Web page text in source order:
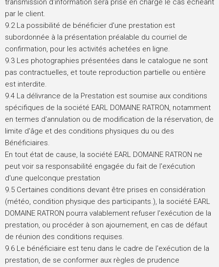
transmission d'information sera prise en charge le cas échéant
par le client.
9.2 La possibilité de bénéficier d'une prestation est
subordonnée à la présentation préalable du courriel de
confirmation, pour les activités achetées en ligne.
9.3 Les photographies présentées dans le catalogue ne sont
pas contractuelles, et toute reproduction partielle ou entière
est interdite.
9.4 La délivrance de la Prestation est soumise aux conditions
spécifiques de la société EARL DOMAINE RATRON, notamment
en termes d'annulation ou de modification de la réservation, de
limite d'âge et des conditions physiques du ou des
Bénéficiaires.
En tout état de cause, la société EARL DOMAINE RATRON ne
peut voir sa responsabilité engagée du fait de l'exécution
d'une quelconque prestation
9.5 Certaines conditions devant être prises en considération
(météo, condition physique des participants.), la société EARL
DOMAINE RATRON pourra valablement refuser l'exécution de la
prestation, ou procéder à son ajournement, en cas de défaut
de réunion des conditions requises.
9.6 Le bénéficiaire est tenu dans le cadre de l'exécution de la
prestation, de se conformer aux règles de prudence